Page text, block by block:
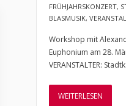
FRÜHJAHRSKONZERT,
BLASMUSIK,
Workshop mit
Euphonium am 28.
VERANSTALTER:
WEITERLESEN